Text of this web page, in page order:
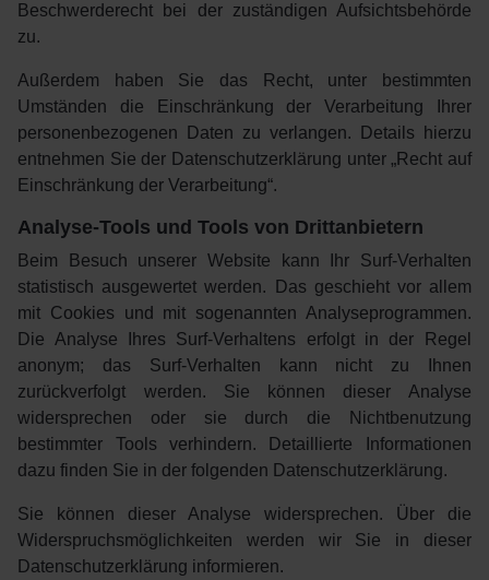
Beschwerderecht bei der zuständigen Aufsichtsbehörde
zu.
Außerdem haben Sie das Recht, unter bestimmten
Umständen die Einschränkung der Verarbeitung Ihrer
personenbezogenen Daten zu verlangen. Details hierzu
entnehmen Sie der Datenschutzerklärung unter „Recht auf
Einschränkung der Verarbeitung“.
Analyse-Tools und Tools von Drittanbietern
Beim Besuch unserer Website kann Ihr Surf-Verhalten
statistisch ausgewertet werden. Das geschieht vor allem
mit Cookies und mit sogenannten Analyseprogrammen.
Die Analyse Ihres Surf-Verhaltens erfolgt in der Regel
anonym; das Surf-Verhalten kann nicht zu Ihnen
zurückverfolgt werden. Sie können dieser Analyse
widersprechen oder sie durch die Nichtbenutzung
bestimmter Tools verhindern. Detaillierte Informationen
dazu finden Sie in der folgenden Datenschutzerklärung.
Sie können dieser Analyse widersprechen. Über die
Widerspruchsmöglichkeiten werden wir Sie in dieser
Datenschutzerklärung informieren.